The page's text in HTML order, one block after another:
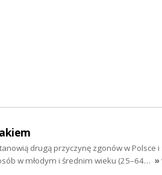
drugą przyczynę zgonów w
w młodym i średnim wieku (25–64… »